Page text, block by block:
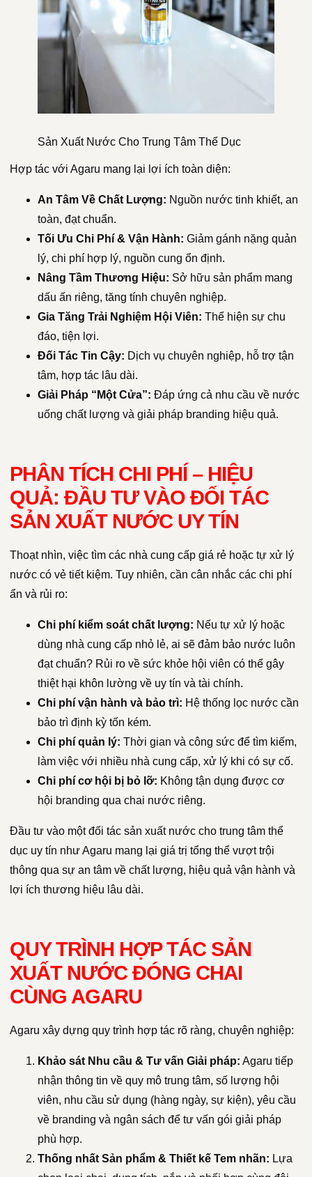
Sản Xuất Nước Cho Trung Tâm Thể Dục
Hợp tác với Agaru mang lại lợi ích toàn diện:
An Tâm Về Chất Lượng: Nguồn nước tinh khiết, an
toàn, đạt chuẩn.
Tối Ưu Chi Phí & Vận Hành: Giảm gánh nặng quản
lý, chi phí hợp lý, nguồn cung ổn định.
Nâng Tầm Thương Hiệu: Sở hữu sản phẩm mang
dấu ấn riêng, tăng tính chuyên nghiệp.
Gia Tăng Trải Nghiệm Hội Viên: Thể hiện sự chu
đáo, tiện lợi.
Đối Tác Tin Cậy: Dịch vụ chuyên nghiệp, hỗ trợ tận
tâm, hợp tác lâu dài.
Giải Pháp “Một Cửa”: Đáp ứng cả nhu cầu về nước
uống chất lượng và giải pháp branding hiệu quả.
PHÂN TÍCH CHI PHÍ – HIỆU
QUẢ: ĐẦU TƯ VÀO ĐỐI TÁC
SẢN XUẤT NƯỚC UY TÍN
Thoạt nhìn, việc tìm các nhà cung cấp giá rẻ hoặc tự xử lý
nước có vẻ tiết kiệm. Tuy nhiên, cần cân nhắc các chi phí
ẩn và rủi ro:
Chi phí kiểm soát chất lượng: Nếu tự xử lý hoặc
dùng nhà cung cấp nhỏ lẻ, ai sẽ đảm bảo nước luôn
đạt chuẩn? Rủi ro về sức khỏe hội viên có thể gây
thiệt hại khôn lường về uy tín và tài chính.
Chi phí vận hành và bảo trì: Hệ thống lọc nước cần
bảo trì định kỳ tốn kém.
Chi phí quản lý: Thời gian và công sức để tìm kiếm,
làm việc với nhiều nhà cung cấp, xử lý khi có sự cố.
Chi phí cơ hội bị bỏ lỡ: Không tận dụng được cơ
hội branding qua chai nước riêng.
Đầu tư vào một đối tác sản xuất nước cho trung tâm thể
dục uy tín như Agaru mang lại giá trị tổng thể vượt trội
thông qua sự an tâm về chất lượng, hiệu quả vận hành và
lợi ích thương hiệu lâu dài.
QUY TRÌNH HỢP TÁC SẢN
XUẤT NƯỚC ĐÓNG CHAI
CÙNG AGARU
Agaru xây dựng quy trình hợp tác rõ ràng, chuyên nghiệp:
Khảo sát Nhu cầu & Tư vấn Giải pháp: Agaru tiếp
nhận thông tin về quy mô trung tâm, số lượng hội
viên, nhu cầu sử dụng (hàng ngày, sự kiện), yêu cầu
về branding và ngân sách để tư vấn gói giải pháp
phù hợp.
Thống nhất Sản phẩm & Thiết kế Tem nhãn: Lựa